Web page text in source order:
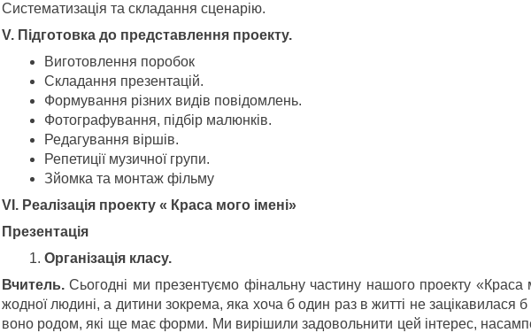
Систематизація та складання сценарію.
V. П ідготовка до представлення проекту.
Виготовлення поробок
Складання презентацій.
Формування різних видів повідомлень.
Фотографування, підбір малюнків.
Редагування віршів.
Репетиції музичної групи.
Зйомка та монтаж фільму
VI. Реалізація проекту « Краса мого імені»
Презентація
Організація класу.
Вчитель.Сьогодні ми презентуємо фінальну частину нашого проекту «Краса
жодної людині, а дитини зокрема, яка хоча б один раз в житті не зацікавилася б
воно родом, які ще має форми. Ми вирішили задовольнити цей інтерес,